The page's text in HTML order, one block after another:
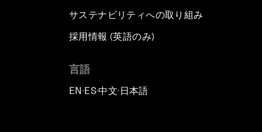
サステナビリティへの取り組み
採用情報 (英語のみ)
言語
EN ▪ES▪中文▪ 日本語